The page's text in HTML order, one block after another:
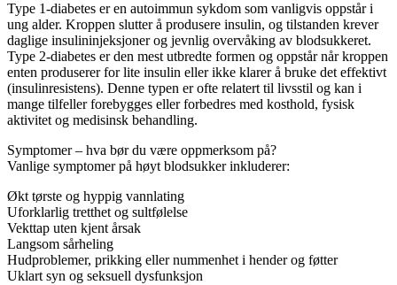
Type 1-diabetes er en autoimmun sykdom som vanligvis oppstår i
ung alder. Kroppen slutter å produsere insulin, og tilstanden krever
daglige insulininjeksjoner og jevnlig overvåking av blodsukkeret.
Type 2-diabetes er den mest utbredte formen og oppstår når kroppen
enten produserer for lite insulin eller ikke klarer å bruke det effektivt
(insulinresistens). Denne typen er ofte relatert til livsstil og kan i
mange tilfeller forebygges eller forbedres med kosthold, fysisk
aktivitet og medisinsk behandling.
Symptomer – hva bør du være oppmerksom på?
Vanlige symptomer på høyt blodsukker inkluderer:
Økt tørste og hyppig vannlating
Uforklarlig tretthet og sultfølelse
Vekttap uten kjent årsak
Langsom sårheling
Hudproblemer, prikking eller nummenhet i hender og føtter
Uklart syn og seksuell dysfunksjon